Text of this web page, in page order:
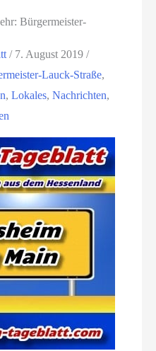
Bürgermeister-
/ 7. August 2019/
Lauck-Straße,
,Lokales,Nachrichten,